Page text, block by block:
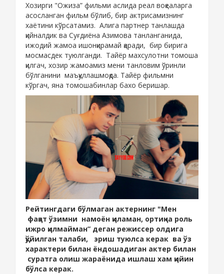
Хозирги "Ожиза” фильми аслида реал воқеаларга
асосланган фильм бўлиб, бир актрисамизнинг
хаётини кўрсатамиз. Алига партнер танлашда
қийналдик ва Суғдиёна Азимова танланганида,
ижодий жамоа ишонқирамай қаради, бир бирига
мосмасдек туюлганди. Тайёр махсулотни томоша
қилгач, хозир жамоамиз мени танловим ўринли
бўлганини маъқуллашмоқда. Тайёр фильмни
кўргач, яна томошабинлар бахо беришар.
Рейтингдаги бўлмаган актернинг "Мен
фақат ўзимни намоён қиламан, ортиқча роль
ижро қилмайман” деган режиссер олдига
қўйилган талаби, эриш туюлса керак ва ўз
характери билан ёндошадиган актер билан
суратга олиш жараёнида ишлаш хам қийин
бўлса керак.